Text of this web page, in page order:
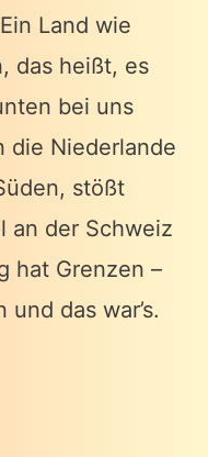
Land wie
das heißt, es
bei uns
die Niederlande
stößt
an der Schweiz
hat Grenzen –
das war’s.